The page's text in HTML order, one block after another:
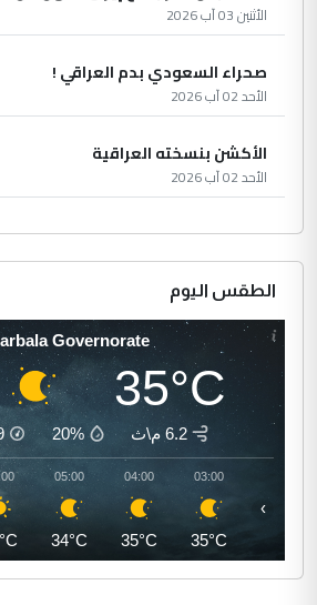
الأثنين 03 آب 2026
صحراء السعودي بدم العراقي !
الأحد 02 آب 2026
الأكشن بنسخته العراقية
الأحد 02 آب 2026
الطقس اليوم
Governorate
35°C
6.2 م\ث 20%
03:00
35°C
04:00
35°C
05:00
34°C
›